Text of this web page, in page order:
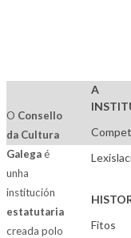
O Consello
da Cultura
Galegaé
unha
institución
estatutaria
creada polo
A
Fitos